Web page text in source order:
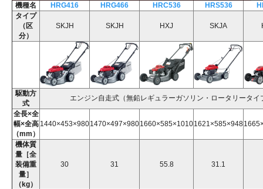
機種名 HRG416 HRG466 HRC536 HRS536
タイプ
（区
分）
SKJH SKJH HXJ SKJA
駆動方
式
エンジン自走式（無鉛レギュラーガソリン・ロータリータイ
全長×全
幅×全高
（mm）
1440×453×9801470×497×9801660×585×10101621×585×948
機体質
量［全
装備重
量］
（kg）
30 31 55.8 31.1